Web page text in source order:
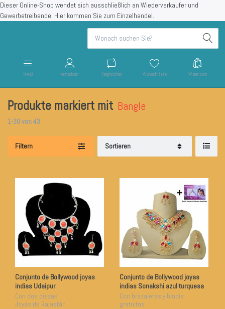
Dieser Online-Shop wendet sich ausschließlich an Wiederverkäufer und
Gewerbetreibende. Hier kommen Sie zum Einzelhandel.
Menü Anmelden Vergleichen Wunschliste Warenkorb
Produkte markiert mit Bangle
1-30von43
Filtern Sortieren
Conjunto de Bollywood joyas
indias Udaipur
Con dos piezas
Joyas de Rajastán
Conjunto de Bollywood joyas
indias Sonakshi azul turquesa
rojo violeta
Con brazaletes y bindis
gratuitos